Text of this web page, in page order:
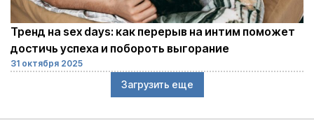
31 октября 2025
Тренд на sex days: как перерыв на интим поможет
достичь успеха и побороть выгорание
Загрузить еще